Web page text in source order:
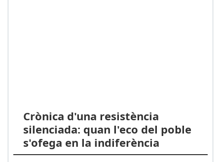
Crònica d'una resistència
silenciada: quan l'eco del poble
s'ofega en la indiferència